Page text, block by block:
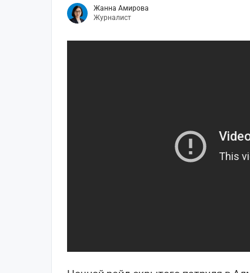
Жанна Амирова
Журналист